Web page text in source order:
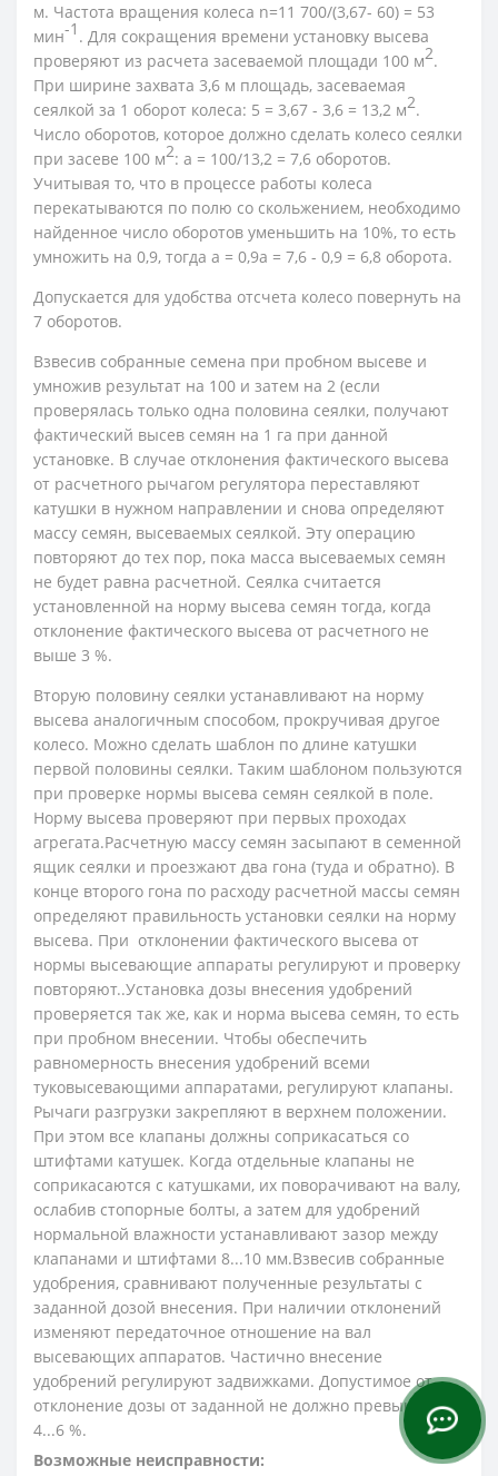
м. Частота вращения колеса n=11 700/(3,67- 60) = 53
мин-1 . Для сокращения времени установку высева
проверяют из расчета засеваемой площади 100 м2.
При ширине захвата 3,6 м площадь, засеваемая
сеялкой за 1 оборот колеса: 5 = 3,67 - 3,6 = 13,2 м2.
Число оборотов, которое должно сделать колесо сеялки
при засеве 100 м2: а = 100/13,2 = 7,6 оборотов.
Учитывая то, что в процессе работы колеса
перекатываются по полю со скольжением, необходимо
найденное число оборотов уменьшить на 10%, то есть
умножить на 0,9, тогда а = 0,9а = 7,6 - 0,9 = 6,8 оборота.
Допускается для удобства отсчета колесо повернуть на
7 оборотов.
Взвесив собранные семена при пробном высеве и
умножив результат на 100 и затем на 2 (если
проверялась только одна половина сеялки, получают
фактический высев семян на 1 га при данной
установке. В случае отклонения фактического высева
от расчетного рычагом регулятора переставляют
катушки в нужном направлении и снова определяют
массу семян, высеваемых сеялкой. Эту операцию
повторяют до тех пор, пока масса высеваемых семян
не будет равна расчетной. Сеялка считается
установленной на норму высева семян тогда, когда
отклонение фактического высева от расчетного не
выше 3 %.
Вторую половину сеялки устанавливают на норму
высева аналогичным способом, прокручивая другое
колесо. Можно сделать шаблон по длине катушки
первой половины сеялки. Таким шаблоном пользуются
при проверке нормы высева семян сеялкой в поле.
Норму высева проверяют при первых проходах
агрегата.Расчетную массу семян засыпают в семенной
ящик сеялки и проезжают два гона (туда и обратно). В
конце второго гона по расходу расчетной массы семян
оп­ределяют правильность установки сеялки на норму
высева. При отклонении фактического высева от
нормы высевающие аппараты регулируют и проверку
повторяют..Установка дозы внесения удобрений
проверяется так же, как и норма высева семян, то есть
при пробном внесении. Чтобы обеспечить
равномерность внесения удобрений всеми
туковысевающими аппаратами, регу­лируют клапаны.
Рычаги разгрузки закрепляют в верх­нем положении.
При этом все клапаны должны соприкасаться со
штифтами катушек. Когда отдельные кла­паны не
соприкасаются с катушками, их поворачивают на валу,
ослабив стопорные болты, а затем для удобре­ний
нормальной влажности устанавливают зазор меж­ду
клапанами и штифтами 8...10 мм.Взвесив собранные
удобрения, сравнивают получен­ные результаты с
заданной дозой внесения. При нали­чии отклонений
изменяют передаточное отношение на вал
высевающих аппаратов. Частично внесение
удобрений регулируют задвижками. Допустимое от
отклонение дозы от заданной не должно превышать
4...6 %.
Возможные неисправности: